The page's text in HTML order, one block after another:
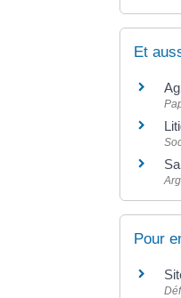
Et
Pour